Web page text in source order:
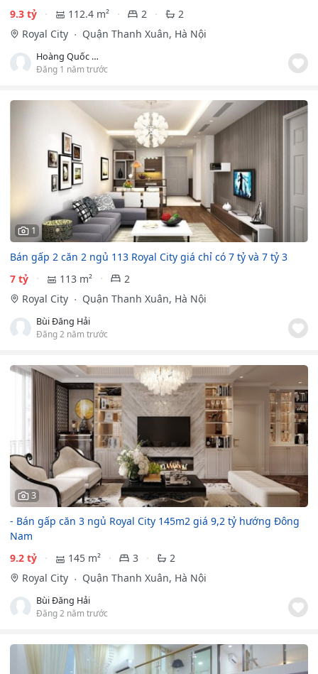
9.3 tỷ
112.4 m² 2
2
Royal City
Quận Thanh Xuân, Hà Nội
Hoàng Quốc Quân
Đăng 1 năm trước
1
Bán gấp 2 căn 2 ngủ 113 Royal City giá chỉ có 7 tỷ và 7 tỷ 3
7 tỷ
113 m²
2
Royal City
Quận Thanh Xuân, Hà Nội
Bùi Đăng Hải
Đăng 2 năm trước
3
- Bán gấp căn 3 ngủ Royal City 145m2 giá 9,2 tỷ hướng Đông
Nam
9.2 tỷ
145 m² 3
2
Royal City
Quận Thanh Xuân, Hà Nội
Bùi Đăng Hải
Đăng 2 năm trước